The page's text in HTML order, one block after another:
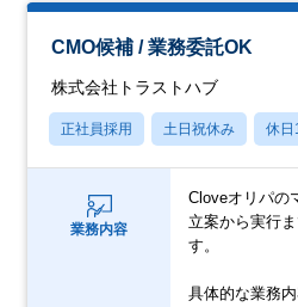
CMO候補 / 業務委託OK
株式会社トラストハブ
正社員採用 土日祝休み 休日
業務内容
Cloveオリパの
立案から実行
す。
具体的な業務